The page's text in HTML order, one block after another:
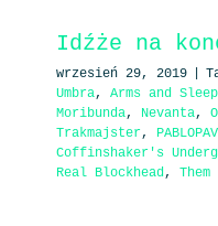
Idźże na
wrzesień 29, 2019
Umbra, Arms and
Moribunda, Nevanta,
Trakmajster,
Coffinshaker's
Real Blockhead,